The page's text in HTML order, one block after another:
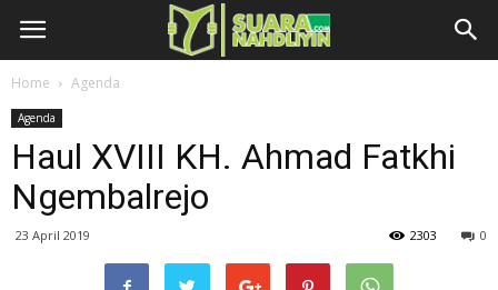
Home Agenda
Agenda
Haul XVIII KH. Ahmad Fatkhi
Ngembalrejo
23 April 2019 0
2303